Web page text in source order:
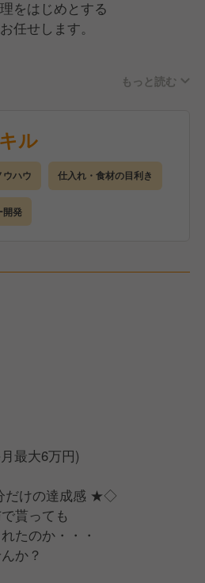
をはじめとする
任せします。
グ、実施
・マネジメントを
方の成長に合わせた
す。
もっと読む
ル
ウハウ 仕入れ・食材の目利き
開発
最大6万円)
だけの達成感 ★◇
貰っても
たのか・・・
か？